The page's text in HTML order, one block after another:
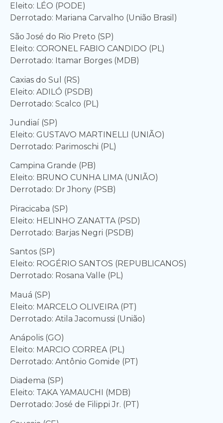
Eleito: LÉO (PODE)
Derrotado: Mariana Carvalho (União Brasil)
São José do Rio Preto (SP)
Eleito: CORONEL FABIO CANDIDO (PL)
Derrotado: Itamar Borges (MDB)
Caxias do Sul (RS)
Eleito: ADILÓ (PSDB)
Derrotado: Scalco (PL)
Jundiaí (SP)
Eleito: GUSTAVO MARTINELLI (UNIÃO)
Derrotado: Parimoschi (PL)
Campina Grande (PB)
Eleito: BRUNO CUNHA LIMA (UNIÃO)
Derrotado: Dr Jhony (PSB)
Piracicaba (SP)
Eleito: HELINHO ZANATTA (PSD)
Derrotado: Barjas Negri (PSDB)
Santos (SP)
Eleito: ROGÉRIO SANTOS (REPUBLICANOS)
Derrotado: Rosana Valle (PL)
Mauá (SP)
Eleito: MARCELO OLIVEIRA (PT)
Derrotado: Atila Jacomussi (União)
Anápolis (GO)
Eleito: MARCIO CORREA (PL)
Derrotado: Antônio Gomide (PT)
Diadema (SP)
Eleito: TAKA YAMAUCHI (MDB)
Derrotado: José de Filippi Jr. (PT)